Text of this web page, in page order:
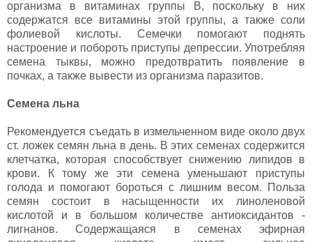
организма в витаминах группы В, поскольку в них
содержатся все витамины этой группы, а также соли
фолиевой кислоты. Семечки помогают поднять
настроение и побороть приступы депрессии. Употребляя
семена тыквы, можно предотвратить появление в
почках, а также вывести из организма паразитов.
Семена льна
Рекомендуется съедать в измельченном виде около двух
ст. ложек семян льна в день. В этих семенах содержится
клетчатка, которая способствует снижению липидов в
крови. К тому же эти семена уменьшают приступы
голода и помогают бороться с лишним весом. Польза
семян состоит в насыщенности их линоленовой
кислотой и в большом количестве антиоксидантов -
лигнанов. Содержащаяся в семенах эфирная